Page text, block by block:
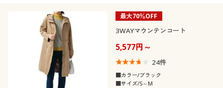
最大70％OFF
3WAYマウンテンコート
5,577円～
24件
■カラー/ブラック
■サイズ/S～M